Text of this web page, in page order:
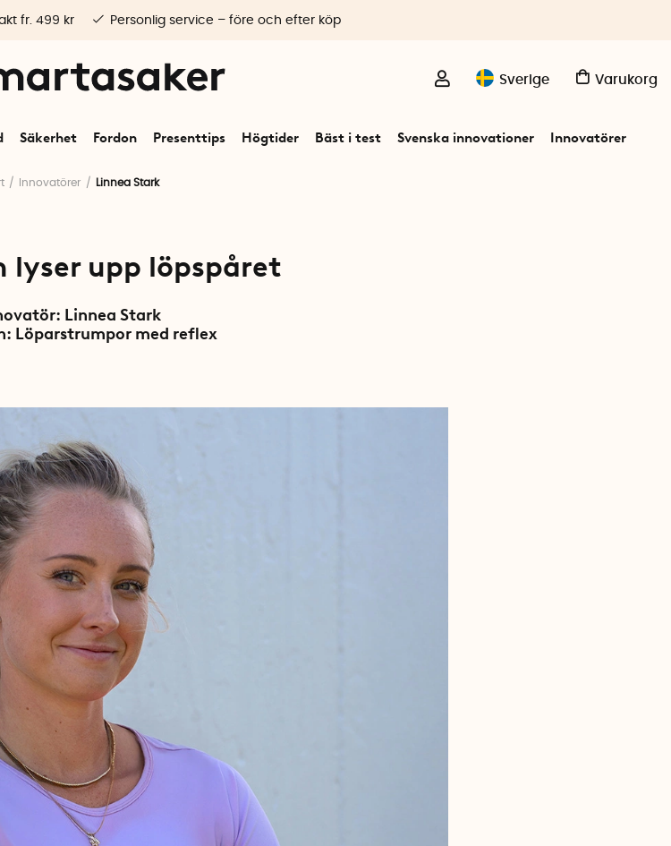
Sverige Varukorg
Säkerhet Fordon Presenttips Högtider Bäst i test Svenska innovationer Innovatörer
fr. 499 kr Personlig service – före och efter köp
Innovatörer Linnea Stark
lyser upp löpspåret
Linnea Stark
Löparstrumpor med reflex